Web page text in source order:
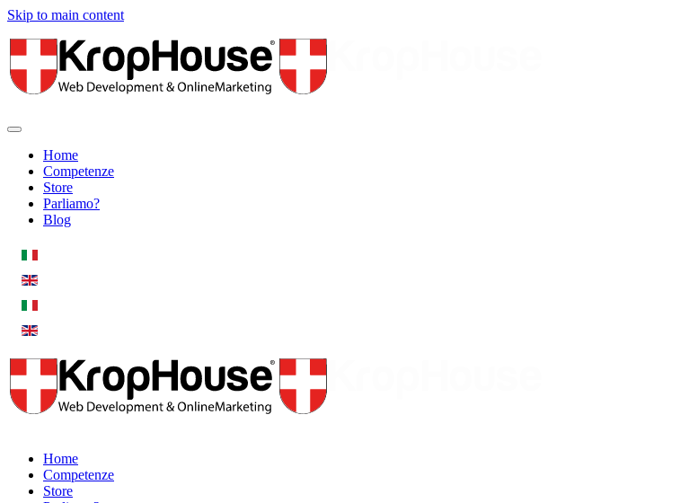
Skip to main content
Home
Competenze
Store
Parliamo?
Blog
Home
Competenze
Store